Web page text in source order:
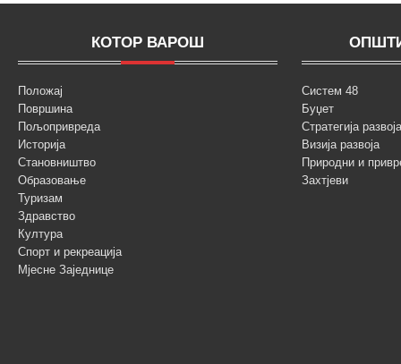
КОТОР ВАРОШ
Положај
Површина
Пољопривреда
Историја
Становништво
Образовање
Туризам
Здравство
Култура
Спорт и рекреација
Мјесне Заједнице
Систем 48
Буџет
Стратегија
Визија развоја
Природни и
Захтјеви